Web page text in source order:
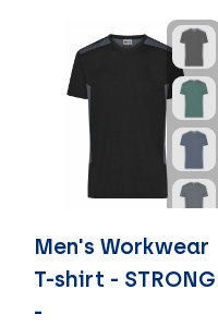
Men's Workwear
T-shirt - STRONG
-